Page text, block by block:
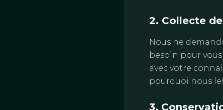
2. Collecte
Nous ne
besoin pour
avec votre
pourquoi nous
3.